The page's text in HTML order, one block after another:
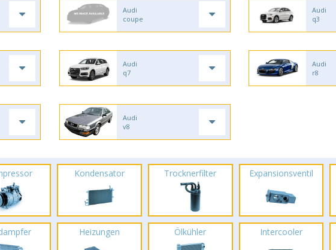
Audi
coupe
Audi
q3
Audi
q7
Audi
r8
Audi
v8
Kondensator Trocknerfilter Expansionsventil
Heizungen Ölkühler Intercooler